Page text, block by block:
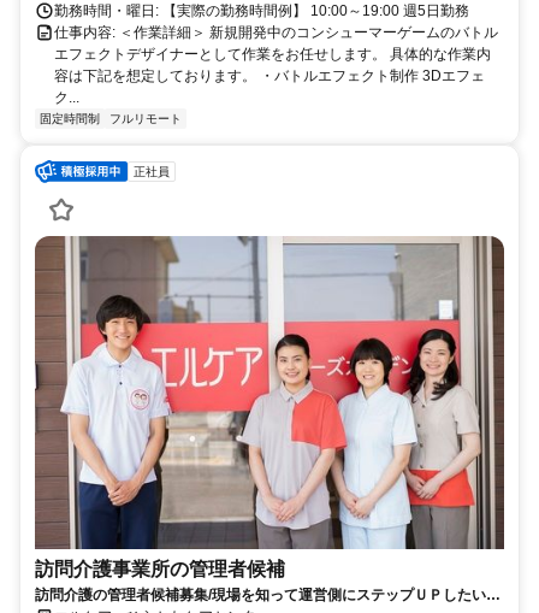
勤務時間・曜日: 【実際の勤務時間例】 10:00～19:00 週5日勤務
仕事内容: ＜作業詳細＞ 新規開発中のコンシューマーゲームのバトル
エフェクトデザイナーとして作業をお任せします。 具体的な作業内
容は下記を想定しております。 ・バトルエフェクト制作 3Dエフェ
ク...
固定時間制 フルリモート
正社員
訪問介護事業所の管理者候補
訪問介護の管理者候補募集/現場を知って運営側にステップＵＰしたい